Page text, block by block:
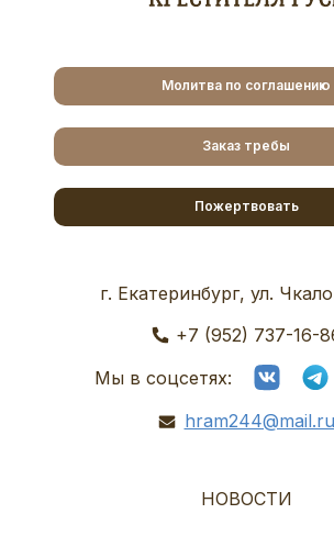
Молитва по соглашению
Заказ требы
Пожертвовать
г. Екатеринбург, ул.
+7 (952) 737-16-
Мы в соцсетях:
hram244@mail.ru
НОВОСТИ